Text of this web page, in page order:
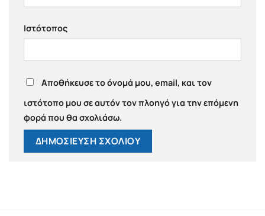
Ιστότοπος
Αποθήκευσε το όνομά μου, email, και τον
ιστότοπο μου σε αυτόν τον πλοηγό για την επόμενη
φορά που θα σχολιάσω.